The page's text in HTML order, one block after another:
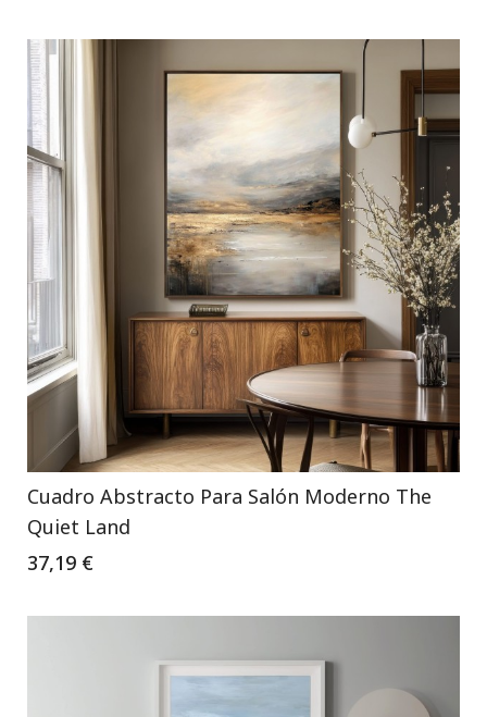
Cuadro Abstracto Para Salón Moderno The
Quiet Land
37,19 €